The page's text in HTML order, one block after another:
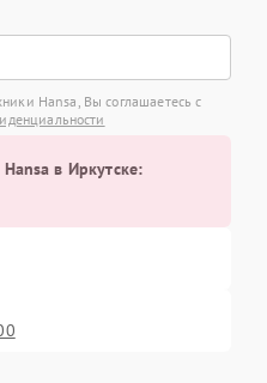
Hansa, Вы соглашаетесь с
в Иркутске: